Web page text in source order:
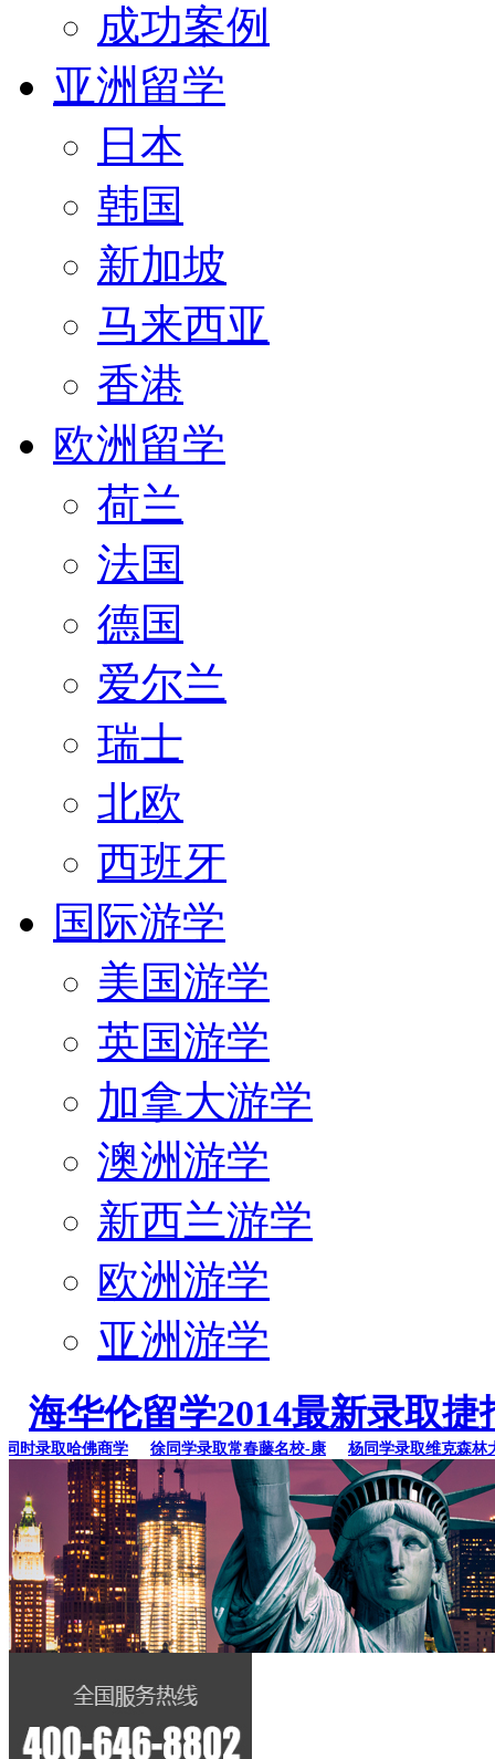
成功案例
亚洲留学
日本
韩国
新加坡
马来西亚
香港
欧洲留学
荷兰
法国
德国
爱尔兰
瑞士
北欧
西班牙
国际游学
美国游学
英国游学
加拿大游学
澳洲游学
新西兰游学
欧洲游学
亚洲游学
海华伦留学2014最新录取捷
录取哈佛商学 徐同学录取常春藤名校-康 杨同学录取维克森林大学